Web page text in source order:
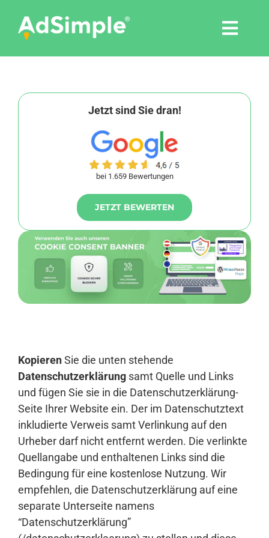
content
Pressemitteilungen
Agentur
Anmelden
Jetzt sind Sie dran!
bei 1.659 Bewertungen
JETZT BEWERTEN
KopierenSie die unten stehende
Datenschutzerklärung samt Quelle und Links
und fügen Sie sie in die Datenschutzerklärung-
Seite Ihrer Website ein. Der im Datenschutztext
inkludierte Verweis samt Verlinkung auf den
Urheber darf nicht entfernt werden. Die verlinkte
Quellangabe und enthaltenen Links sind die
Bedingung für eine kostenlose Nutzung. Wir
empfehlen, die Datenschutzerklärung auf eine
separate Unterseite namens
“Datenschutzerklärung”